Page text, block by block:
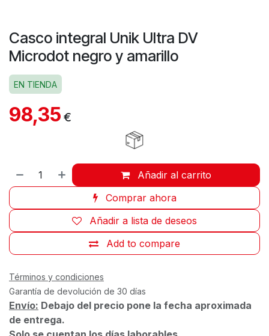
Casco integral Unik Ultra DV
Microdot negro y amarillo
EN TIENDA
98,35 €
Añadir al carrito
Comprar ahora
Add to compare
Añadir a lista de deseos
Términos y condiciones
Garantía de devolución de 30 días
Envío: Debajo del precio pone la fecha aproximada
de entrega.